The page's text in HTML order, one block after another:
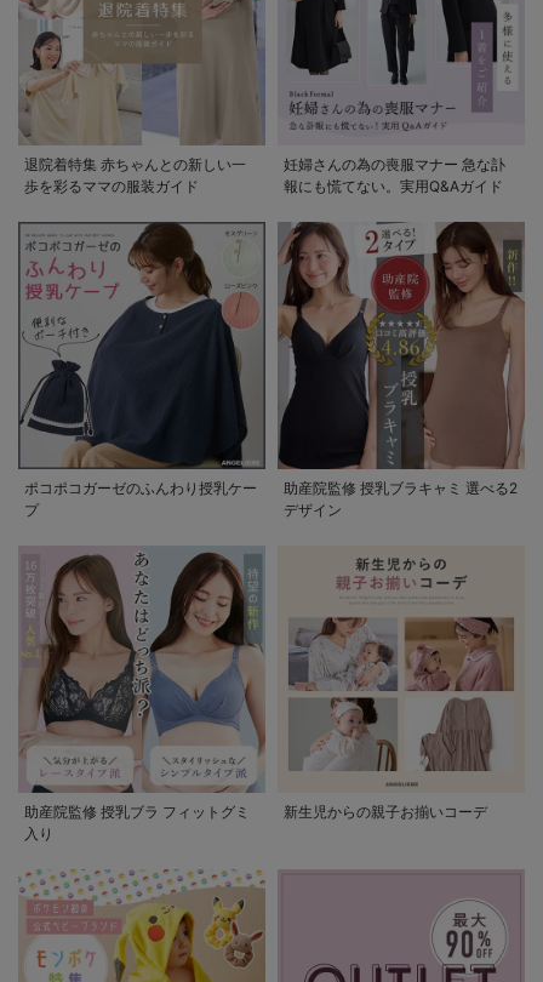
退院着特集 赤ちゃんとの新しい一
歩を彩るママの服装ガイド
妊婦さんの為の喪服マナー 急な訃
報にも慌てない。実用Q&Aガイド
ポコポコガーゼのふんわり授乳ケー
プ
助産院監修 授乳ブラキャミ 選べる2
デザイン
助産院監修 授乳ブラ フィットグミ
入り
新生児からの親子お揃いコーデ